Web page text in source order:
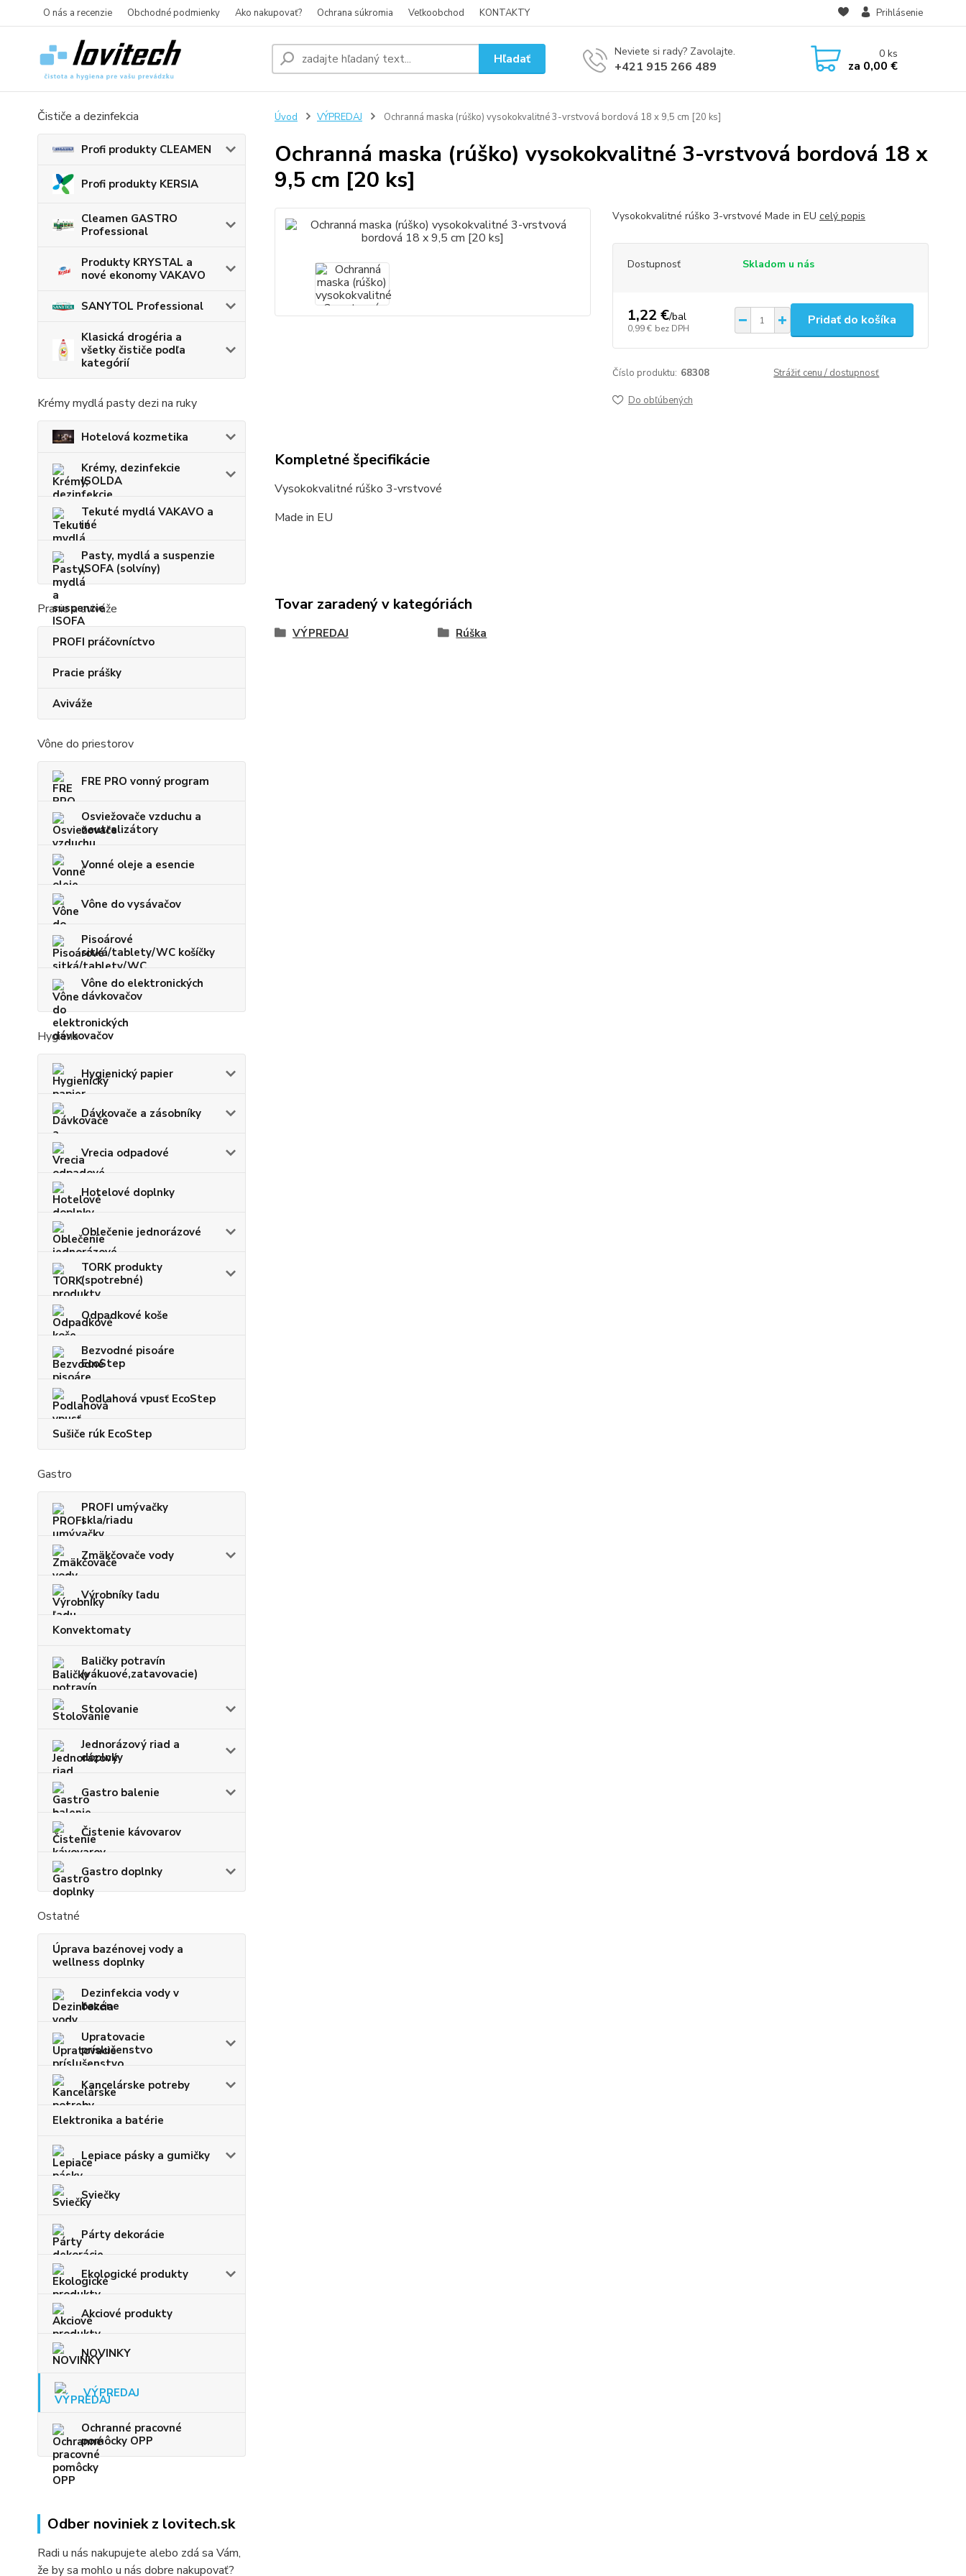
O nás a recenzie Obchodné podmienky Ako nakupovať? Ochrana súkromia Veľkoobchod KONTAKTY Prihlásenie
Hľadať Neviete si rady? Zavolajte.
+421 915 266 489
0ks
za 0,00 €
Čističe a dezinfekcia
Profi produkty CLEAMEN
Profi produkty KERSIA
Cleamen GASTRO
Professional
Produkty KRYSTAL a
nové ekonomy VAKAVO
SANYTOL Professional
Klasická drogéria a
všetky čističe podľa
kategórií
Krémy mydlá pasty dezi na ruky
Hotelová kozmetika
Krémy, dezinfekcie
ISOLDA
Tekuté mydlá VAKAVO a
iné
Pasty, mydlá a suspenzie
ISOFA (solvíny)
Pranie a aviváže
PROFI práčovníctvo
Pracie prášky
Aviváže
Vône do priestorov
FRE PRO vonný program
Osviežovače vzduchu a
neutralizátory
Vonné oleje a esencie
Vône do vysávačov
Pisoárové
sitká/tablety/WC košíčky
Vône do elektronických
dávkovačov
Hygiena
Hygienický papier
Dávkovače a zásobníky
Vrecia odpadové
Hotelové doplnky
Oblečenie jednorázové
TORK produkty
(spotrebné)
Odpadkové koše
Bezvodné pisoáre
EcoStep
Podlahová vpusť EcoStep
Sušiče rúk EcoStep
Gastro
PROFI umývačky
skla/riadu
Zmäkčovače vody
Výrobníky ľadu
Konvektomaty
Baličky potravín
(vákuové,zatavovacie)
Stolovanie
Jednorázový riad a
doplnky
Gastro balenie
Čistenie kávovarov
Gastro doplnky
Ostatné
Úprava bazénovej vody a
wellness doplnky
Dezinfekcia vody v
bazéne
Upratovacie
príslušenstvo
Kancelárske potreby
Elektronika a batérie
Lepiace pásky a gumičky
Sviečky
Párty dekorácie
Ekologické produkty
Akciové produkty
NOVINKY
VÝPREDAJ
Ochranné pracovné
pomôcky OPP
Odber noviniek z lovitech.sk
Radi u nás nakupujete alebo zdá sa Vám,
že by sa mohlo u nás dobre nakupovať?
Úvod VÝPREDAJ Ochranná maska (rúško) vysokokvalitné 3-vrstvová bordová 18 x 9,5 cm [20 ks]
Ochranná maska (rúško) vysokokvalitné 3-vrstvová bordová 18 x
9,5 cm [20 ks]
Vysokokvalitné rúško 3-vrstvové Made in EU celý popis
Dostupnosť Skladom u nás
1,22 €/bal
0,99 € bez DPH
Pridať do košíka
Číslo produktu: 68308 Strážiť cenu / dostupnosť
Do obľúbených
Kompletné špecifikácie
Vysokokvalitné rúško 3-vrstvové
Made in EU
Tovar zaradený v kategóriách
VÝPREDAJ Rúška